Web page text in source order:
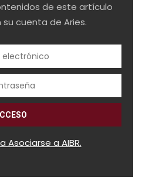
de este artículo
cuenta de Aries.
Asociarse a AIBR.